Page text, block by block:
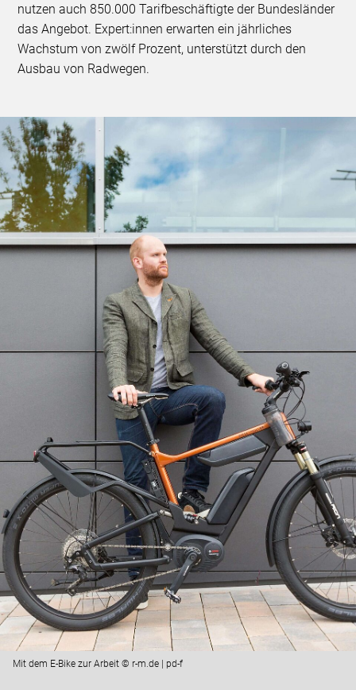
nutzen auch 850.000 Tarifbeschäftigte der Bundesländer
das Angebot. Expert:innen erwarten ein jährliches
Wachstum von zwölf Prozent, unterstützt durch den
Ausbau von Radwegen.
Mit dem E-Bike zur Arbeit © r-m.de | pd-f